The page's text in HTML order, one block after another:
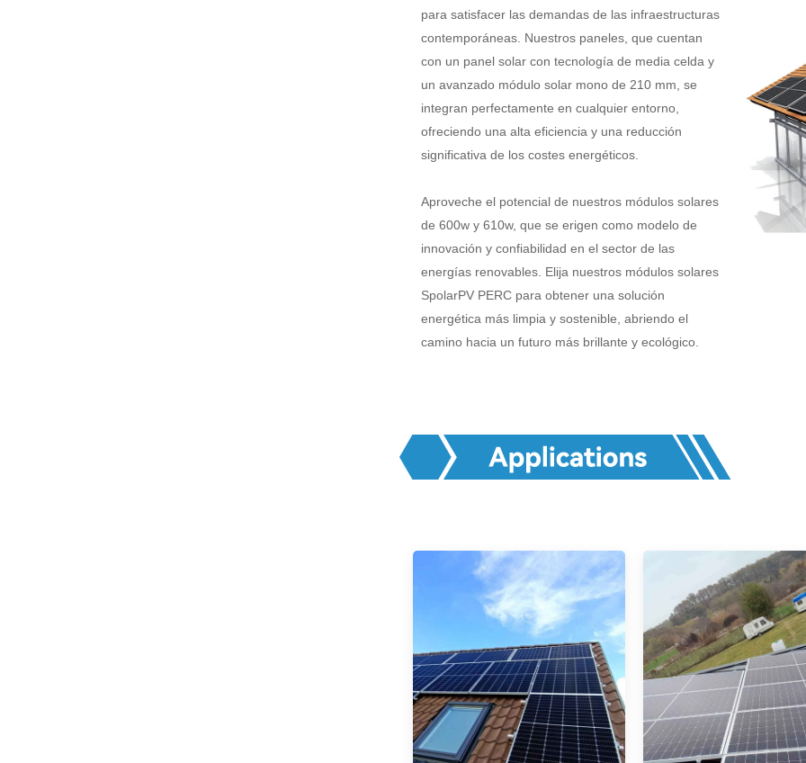
para satisfacer las demandas de las infraestructuras
contemporáneas. Nuestros paneles, que cuentan
con un panel solar con tecnología de media celda y
un avanzado módulo solar mono de 210 mm, se
integran perfectamente en cualquier entorno,
ofreciendo una alta eficiencia y una reducción
significativa de los costes energéticos.
Aproveche el potencial de nuestros módulos solares
de 600w y 610w, que se erigen como modelo de
innovación y confiabilidad en el sector de las
energías renovables. Elija nuestros módulos solares
SpolarPV PERC para obtener una solución
energética más limpia y sostenible, abriendo el
camino hacia un futuro más brillante y ecológico.